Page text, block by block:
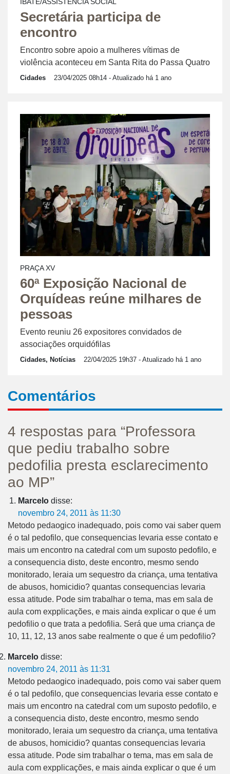
Secretária participa de
encontro
Encontro sobre apoio a mulheres vítimas de
violência aconteceu em Santa Rita do Passa Quatro
Cidades 23/04/2025 08h14 - Atualizado há 1 ano
PRAÇA XV
60ª Exposição Nacional de
Orquídeas reúne milhares de
pessoas
Evento reuniu 26 expositores convidados de
associações orquidófilas
Cidades, Notícias 22/04/2025 19h37 - Atualizado há 1 ano
Comentários
4 respostas para “Professora
que pediu trabalho sobre
pedofilia presta esclarecimento
ao MP”
Marcelo disse:
novembro 24, 2011 às 11:30
Metodo pedaogico inadequado, pois como vai saber quem
é o tal pedofilo, que consequencias levaria esse contato e
mais um encontro na catedral com um suposto pedofilo, e
a consequencia disto, deste encontro, mesmo sendo
monitorado, leraia um sequestro da criança, uma tentativa
de abusos, homicidio? quantas consequencias levaria
essa atitude. Pode sim trabalhar o tema, mas em sala de
aula com expplicações, e mais ainda explicar o que é um
pedofilio o que trata a pedofilia. Será que uma criança de
10, 11, 12, 13 anos sabe realmente o que é um pedofilio?
Marcelo disse:
novembro 24, 2011 às 11:31
Metodo pedaogico inadequado, pois como vai saber quem
é o tal pedofilo, que consequencias levaria esse contato e
mais um encontro na catedral com um suposto pedofilo, e
a consequencia disto, deste encontro, mesmo sendo
monitorado, leraia um sequestro da criança, uma tentativa
de abusos, homicidio? quantas consequencias levaria
essa atitude. Pode sim trabalhar o tema, mas em sala de
aula com expplicações, e mais ainda explicar o que é um